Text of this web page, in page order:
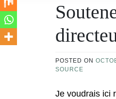
POSTED ON
SOURCE
Je voudrais ici